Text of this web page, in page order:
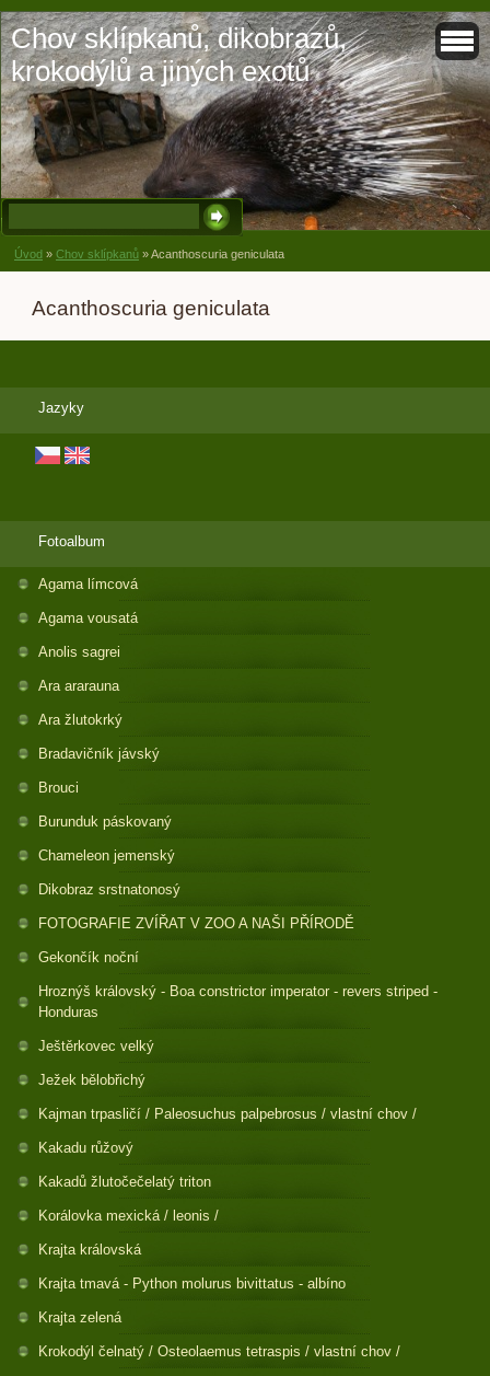
Chov sklípkanů, dikobrazů,
krokodýlů a jiných exotů
Úvod » Chov sklípkanů »Acanthoscuria geniculata
Acanthoscuria geniculata
Jazyky
Fotoalbum
Agama límcová
Agama vousatá
Anolis sagrei
Ara ararauna
Ara žlutokrký
Bradavičník jávský
Brouci
Burunduk páskovaný
Chameleon jemenský
Dikobraz srstnatonosý
FOTOGRAFIE ZVÍŘAT V ZOO A NAŠI PŘÍRODĚ
Gekončík noční
Hroznýš královský - Boa constrictor imperator - revers striped -
Honduras
Ještěrkovec velký
Ježek bělobřichý
Kajman trpasličí / Paleosuchus palpebrosus / vlastní chov /
Kakadu růžový
Kakadů žlutočečelatý triton
Korálovka mexická / leonis /
Krajta královská
Krajta tmavá - Python molurus bivittatus - albíno
Krajta zelená
Krokodýl čelnatý / Osteolaemus tetraspis / vlastní chov /